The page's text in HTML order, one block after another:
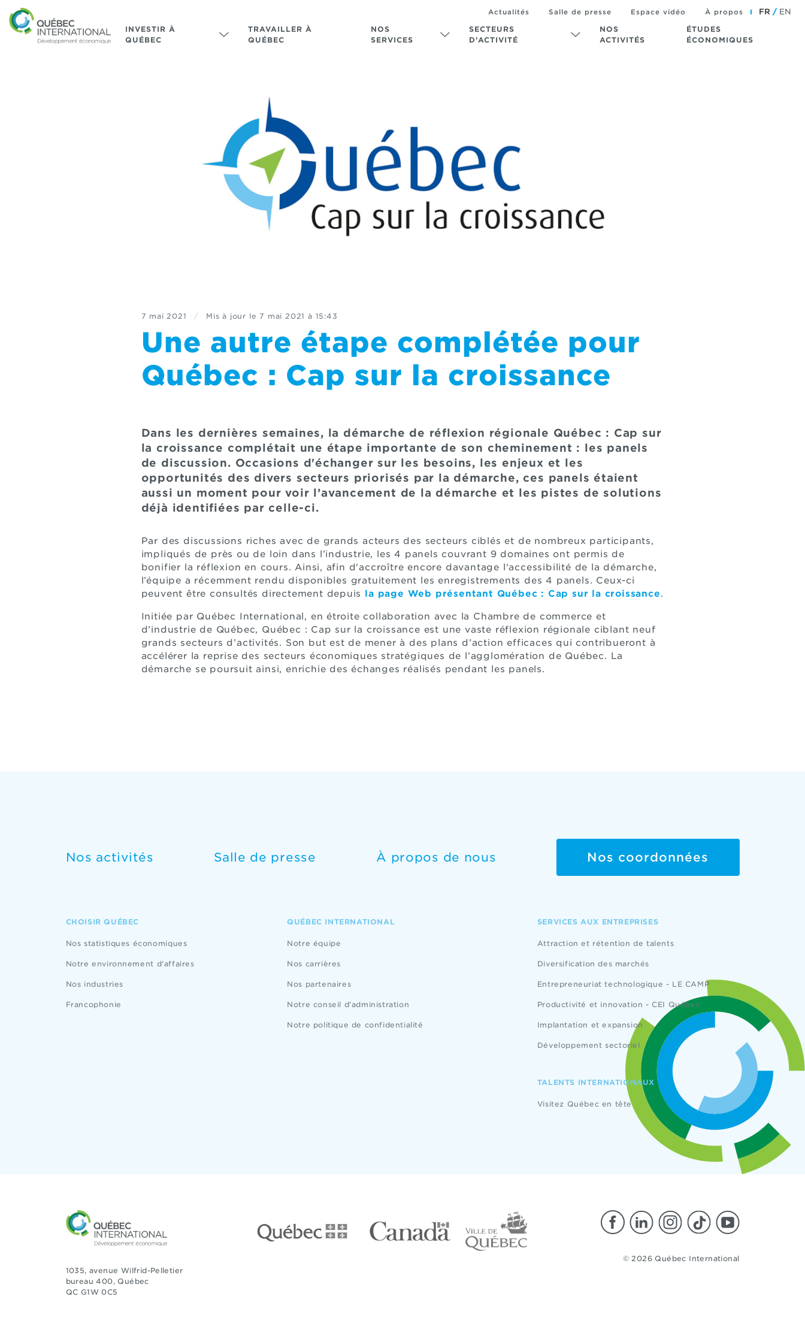
INVESTIR À
QUÉBEC
TRAVAILLER À
QUÉBEC
NOS
SERVICES
SECTEURS
D’ACTIVITÉ
NOS
ACTIVITÉS
ÉTUDES
ÉCONOMIQUES
Actualités Salle de presse Espace vidéo À propos FR EN
7 mai 2021 / Mis à jour le 7 mai 2021 à 15:43
Une autre étape complétée pour
Québec : Cap sur la croissance
Dans les dernières semaines, la démarche de réflexion régionale Québec : Cap sur
la croissance complétait une étape importante de son cheminement : les panels
de discussion. Occasions d'échanger sur les besoins, les enjeux et les
opportunités des divers secteurs priorisés par la démarche, ces panels étaient
aussi un moment pour voir l’avancement de la démarche et les pistes de solutions
déjà identifiées par celle-ci.
Par des discussions riches avec de grands acteurs des secteurs ciblés et de nombreux participants,
impliqués de près ou de loin dans l’industrie, les 4 panels couvrant 9 domaines ont permis de
bonifier la réflexion en cours. Ainsi, afin d'accroître encore davantage l'accessibilité de la démarche,
l’équipe a récemment rendu disponibles gratuitement les enregistrements des 4 panels. Ceux-ci
peuvent être consultés directement depuis la page Web présentant Québec : Cap sur la croissance.
Initiée par Québec International, en étroite collaboration avec la Chambre de commerce et
d’industrie de Québec, Québec : Cap sur la croissance est une vaste réflexion régionale ciblant neuf
grands secteurs d’activités. Son but est de mener à des plans d’action efficaces qui contribueront à
accélérer la reprise des secteurs économiques stratégiques de l’agglomération de Québec. La
démarche se poursuit ainsi, enrichie des échanges réalisés pendant les panels.
Nos activités Salle de presse À propos de nous Nos coordonnées
CHOISIR QUÉBEC
Nos statistiques économiques
Notre environnement d'affaires
Nos industries
Francophonie
QUÉBEC INTERNATIONAL
Notre équipe
Nos carrières
Nos partenaires
Notre conseil d'administration
Notre politique de confidentialité
SERVICES AUX ENTREPRISES
Attraction et rétention de talents
Diversification des marchés
Entrepreneuriat technologique - LE CAMP
Productivité et innovation - CEI Québec
Implantation et expansion
Développement sectoriel
TALENTS INTERNATIONAUX
Visitez Québec en tête
1035, avenue Wilfrid-Pelletier
bureau 400, Québec
QC G1W 0C5
© 2026 Québec International